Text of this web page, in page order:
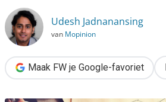
Udesh Jadnanansing
van Mopinion
Maak FW je Google-favoriet